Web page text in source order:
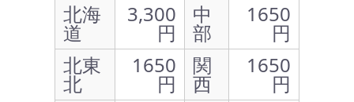
北海
道
3,300
円
中
部
1650
円
北東
北
1650
円
関
西
1650
円